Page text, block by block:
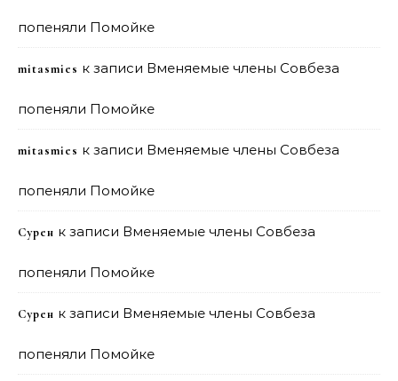
попеняли Помойке
mitasmies к записи Вменяемые члены Совбеза
попеняли Помойке
mitasmies к записи Вменяемые члены Совбеза
попеняли Помойке
Сурен к записи Вменяемые члены Совбеза
попеняли Помойке
Сурен к записи Вменяемые члены Совбеза
попеняли Помойке